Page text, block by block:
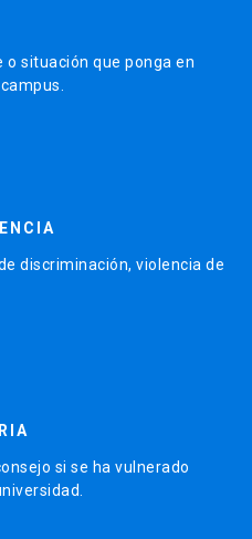
situación que ponga en
discriminación, violencia de
si se ha vulnerado